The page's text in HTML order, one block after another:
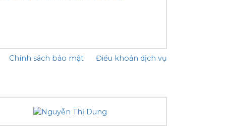
Chính sách bảo mật Điều khoản dịch vụ